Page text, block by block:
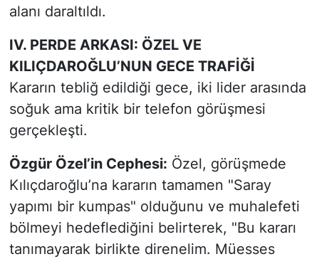
alanı daraltıldı.
IV. PERDE ARKASI: ÖZEL VE
KILIÇDAROĞLU’NUN GECE TRAFİĞİ
Kararın tebliğ edildiği gece, iki lider arasında
soğuk ama kritik bir telefon görüşmesi
gerçekleşti.
Özgür Özel’in Cephesi: Özel, görüşmede
Kılıçdaroğlu’na kararın tamamen "Saray
yapımı bir kumpas" olduğunu ve muhalefeti
bölmeyi hedeflediğini belirterek, "Bu kararı
tanımayarak birlikte direnelim. Müesses